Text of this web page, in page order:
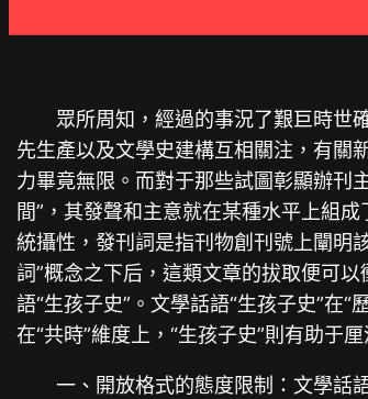
眾所周知，經過的事況了艱巨時世
先生產以及文學史建構互相關注，有關
力畢竟無限。而對于那些試圖彰顯辦刊
間”，其發聲和主意就在某種水平上組
統攝性，發刊詞是指刊物創刊號上闡明
詞”概念之下后，這類文章的拔取便可
語“生孩子史”。文學話語“生孩子史”在
在“共時”維度上，“生孩子史”則有助于
一、開放格式的態度限制：文學話